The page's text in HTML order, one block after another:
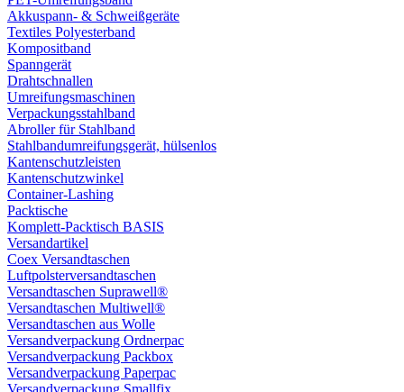
Akkuspann- & Schweißgeräte
Textiles Polyesterband
Kompositband
Spanngerät
Drahtschnallen
Umreifungsmaschinen
Verpackungsstahlband
Abroller für Stahlband
Stahlbandumreifungsgerät, hülsenlos
Kantenschutzleisten
Kantenschutzwinkel
Container-Lashing
Packtische
Komplett-Packtisch BASIS
Versandartikel
Coex Versandtaschen
Luftpolsterversandtaschen
Versandtaschen Suprawell®
Versandtaschen Multiwell®
Versandtaschen aus Wolle
Versandverpackung Ordnerpac
Versandverpackung Packbox
Versandverpackung Paperpac
Versandverpackung Smallfix